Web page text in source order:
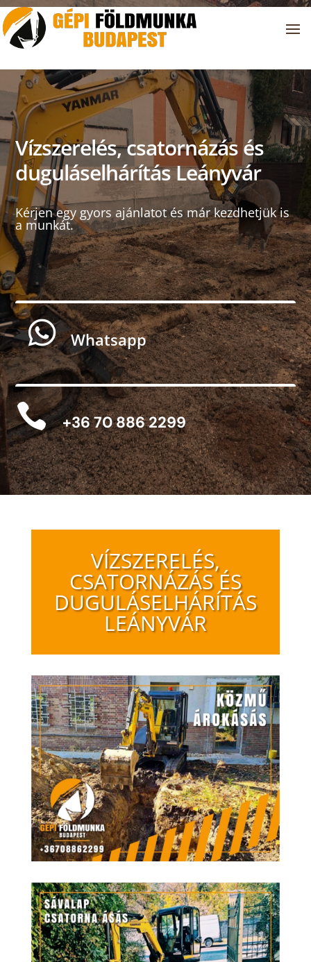
Vízszerelés, csatornázás és
duguláselhárítás Leányvár
Kérjen egy gyors ajánlatot és már kezdhetjük is
a munkát.
 Whatsapp
 +36 70 886 2299
VÍZSZERELÉS,
CSATORNÁZÁS ÉS
DUGULÁSELHÁRÍTÁS
LEÁNYVÁR